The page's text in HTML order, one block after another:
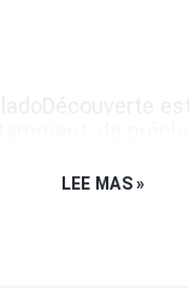
LEE MAS »